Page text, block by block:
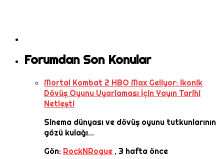
Forumdan Son Konular
Mortal Kombat 2 HBO Max Geliyor: İkonik
Dövüş Oyunu Uyarlaması İçin Yayın Tarihi
Netleşti
Sinema dünyası ve dövüş oyunu tutkunlarının
gözü kulağı...
Gön: RockNRogue , 3 hafta önce